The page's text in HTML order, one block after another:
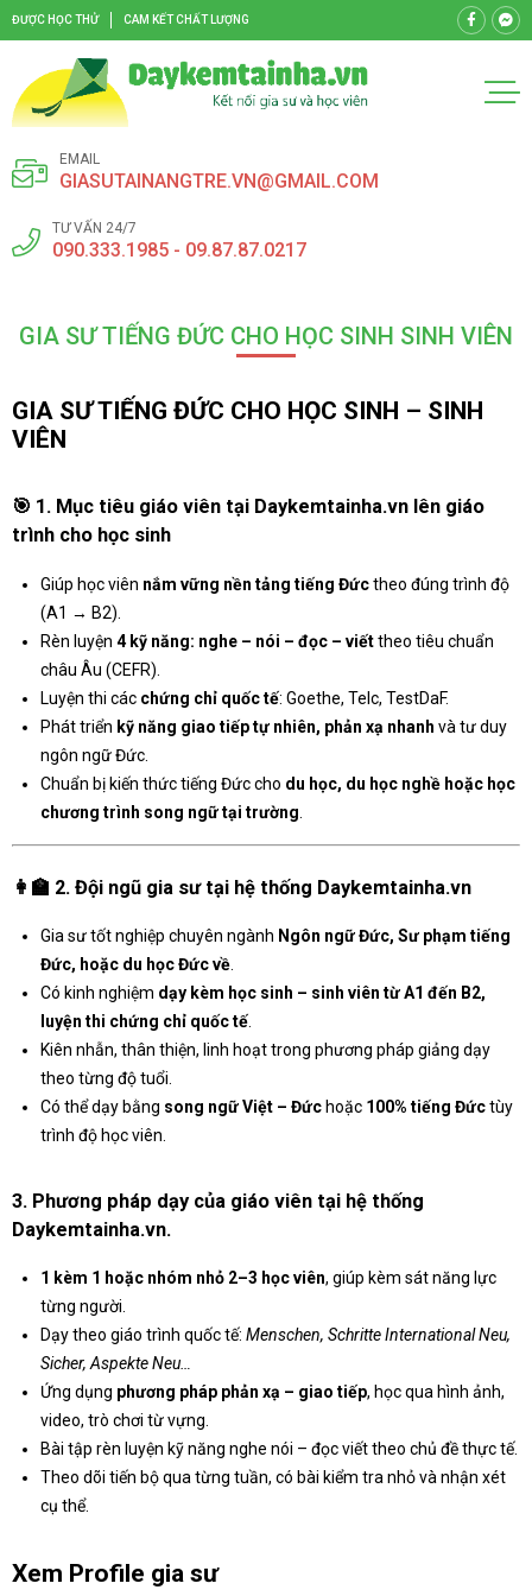
ĐƯỢC HỌC THỬ CAM KẾT CHẤT LƯỢNG
EMAIL
GIASUTAINANGTRE.VN@GMAIL.COM
TƯ VẤN 24/7
090.333.1985 - 09.87.87.0217
GIA SƯ TIẾNG ĐỨC CHO HỌC SINH SINH VIÊN
GIA SƯ TIẾNG ĐỨC CHO HỌC SINH – SINH
VIÊN
🎯 1. Mục tiêu giáo viên tại Daykemtainha.vn lên giáo
trình cho học sinh
Giúp học viên nắm vững nền tảng tiếng Đứctheo đúng trình độ
(A1 → B2).
Rèn luyện 4 kỹ năng: nghe – nói – đọc – viếttheo tiêu chuẩn
châu Âu (CEFR).
Luyện thi các chứng chỉ quốc tế: Goethe, Telc, TestDaF.
Phát triển kỹ năng giao tiếp tự nhiên, phản xạ nhanh và tư duy
ngôn ngữ Đức.
Chuẩn bị kiến thức tiếng Đức cho du học, du học nghề hoặc học
chương trình song ngữ tại trường
👩‍🏫 2. Đội ngũ gia sư tại hệ thống Daykemtainha.vn
Gia sư tốt nghiệp chuyên ngành Ngôn ngữ Đức, Sư phạm tiếng
Đức, hoặc du học Đức về.
Có kinh nghiệm dạy kèm học sinh – sinh viên từ A1 đến B2,
luyện thi chứng chỉ quốc tế.
Kiên nhẫn, thân thiện, linh hoạt trong phương pháp giảng dạy
theo từng độ tuổi.
Có thể dạy bằng song ngữ Việt – Đức hoặc 100% tiếng Đứctùy
trình độ học viên.
3. Phương pháp dạy của giáo viên tại hệ thống
Daykemtainha.vn.
1 kèm 1 hoặc nhóm nhỏ 2–3 học viên, giúp kèm sát năng lực
từng người.
Dạy theo giáo trình quốc tế: Menschen, Schritte International Neu,
Sicher, Aspekte Neu…
Ứng dụng phương pháp phản xạ – giao tiếp, học qua hình ảnh,
video, trò chơi từ vựng.
Bài tập rèn luyện kỹ năng nghe nói – đọc viết theo chủ đề thực tế.
Theo dõi tiến bộ qua từng tuần, có bài kiểm tra nhỏ và nhận xét
cụ thể.
Xem Profile gia sư